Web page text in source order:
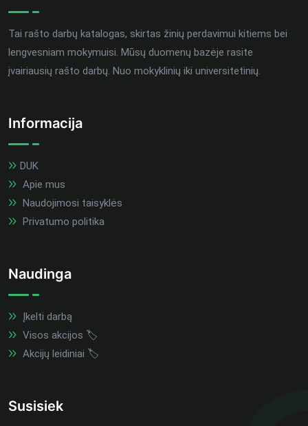
Tai rašto darbų katalogas, skirtas žinių perdavimui kitiems bei
lengvesniam mokymuisi. Mūsų duomenų bazėje rasite
įvairiausių rašto darbų. Nuo mokyklinių iki universitetinių.
Informacija
DUK
Apie mus
Naudojimosi taisyklės
Privatumo politika
Naudinga
Įkelti darbą
Visos akcijos 🏷️
Akcijų leidiniai 🏷️
Susisiek